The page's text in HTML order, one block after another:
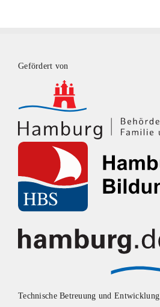
Gefördert von
Technische Betreuung und Entwicklung